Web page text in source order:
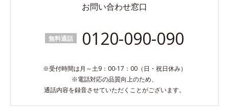
お問い合わせ窓口
無料通話 0120-090-090
※受付時間は月～土9：00-17：00（日・祝日休み）
※電話対応の品質向上のため、
通話内容を録音させていただくことがございます。